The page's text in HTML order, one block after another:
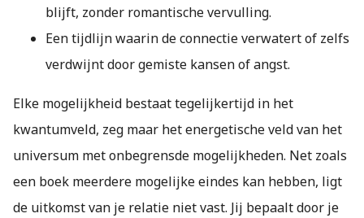
blijft, zonder romantische vervulling.
Een tijdlijn waarin de connectie verwatert of zelfs
verdwijnt door gemiste kansen of angst.
Elke mogelijkheid bestaat tegelijkertijd in het
kwantumveld, zeg maar het energetische veld van het
universum met onbegrensde mogelijkheden. Net zoals
een boek meerdere mogelijke eindes kan hebben, ligt
de uitkomst van je relatie niet vast. Jij bepaalt door je